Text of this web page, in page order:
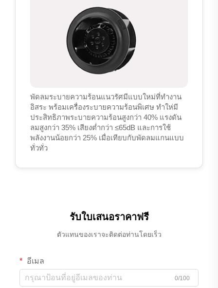
พัดลมระบายความร้อนแนวรัศมีแบบใหม่ที่ทำงาน
อิสระ พร้อมเครื่องระบายความร้อนพิเศษ ทำให่มี
ประสิทธิภาพระบายความร้อนสูงกว่า 40% แรงดัน
ลมสูงกว่า 35% เสียงต่ำกว่า ≤65dB และการใช้
พลังงานน้อยกว่า 25% เมื่อเทียบกับพัดลมแกนแบบ
ทั่วทั่ว
รับใบเสนอราคาฟรี
ตัวแทนของเราจะติดต่อท่านโดยเร็ว
อีเมล
0/100